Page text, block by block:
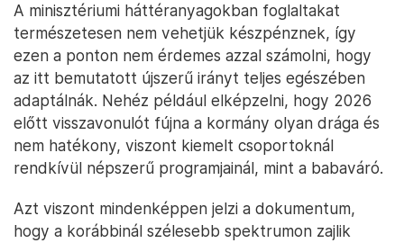
A minisztériumi háttéranyagokban foglaltakat
természetesen nem vehetjük készpénznek, így
ezen a ponton nem érdemes azzal számolni, hogy
az itt bemutatott újszerű irányt teljes egészében
adaptálnák. Nehéz például elképzelni, hogy 2026
előtt visszavonulót fújna a kormány olyan drága és
nem hatékony, viszont kiemelt csoportoknál
rendkívül népszerű programjainál, mint a babaváró.
Azt viszont mindenképpen jelzi a dokumentum,
hogy a korábbinál szélesebb spektrumon zajlik